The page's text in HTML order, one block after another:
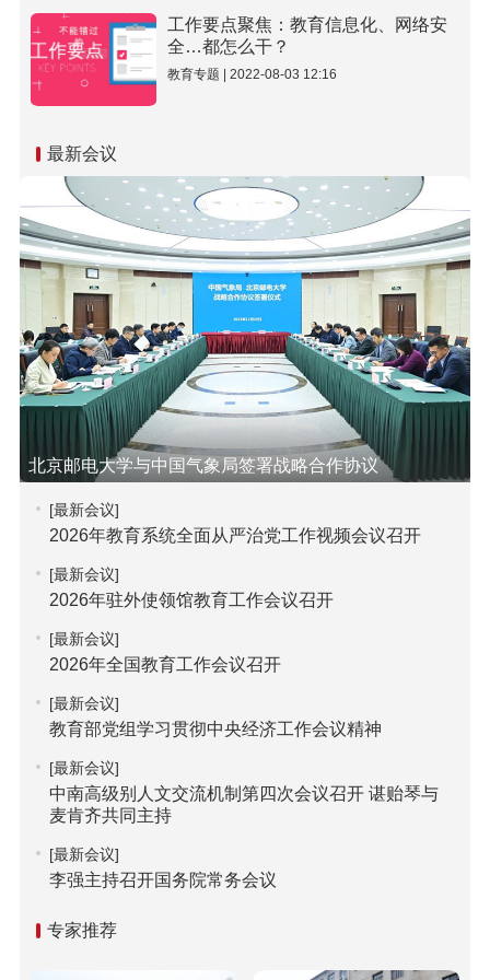
工作要点聚焦：教育信息化、网络安
全…都怎么干？
教育专题 | 2022-08-03 12:16
最新会议
北京邮电大学与中国气象局签署战略合作协议
[最新会议]
2026年教育系统全面从严治党工作视频会议召开
[最新会议]
2026年驻外使领馆教育工作会议召开
[最新会议]
2026年全国教育工作会议召开
[最新会议]
教育部党组学习贯彻中央经济工作会议精神
[最新会议]
中南高级别人文交流机制第四次会议召开 谌贻琴与
麦肯齐共同主持
[最新会议]
李强主持召开国务院常务会议
专家推荐